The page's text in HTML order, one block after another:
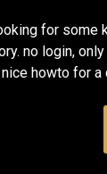
for some
no login,
howto for a